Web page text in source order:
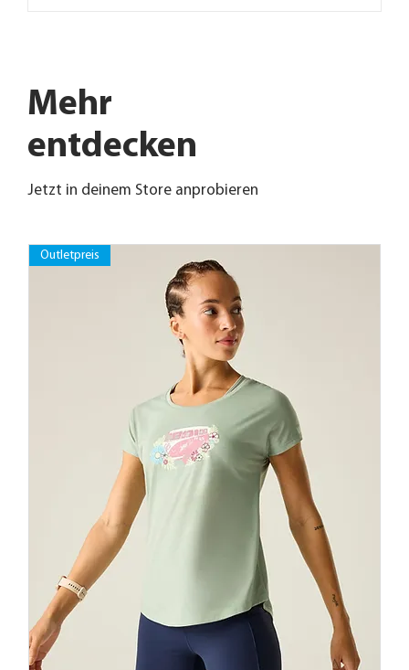
Outletpreis
entdecken
Mehr
Jetzt in deinem Store anprobieren